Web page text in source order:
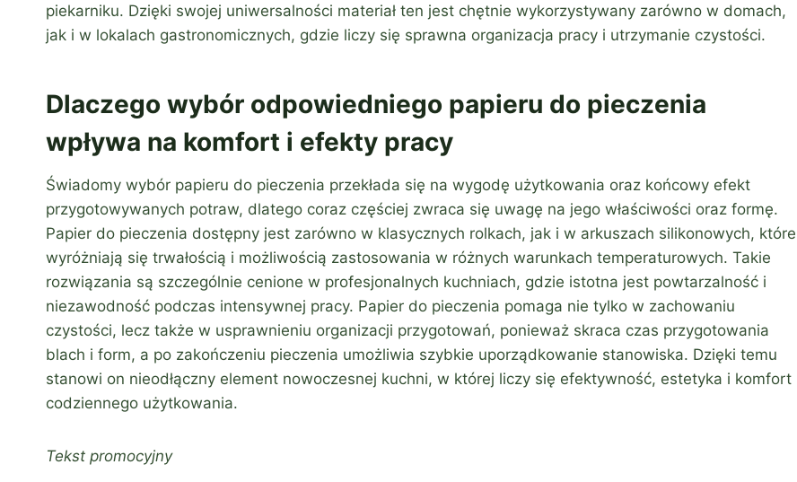
piekarniku. Dzięki swojej uniwersalności materiał ten jest chętnie wykorzystywany zarówno w domach,
jak i w lokalach gastronomicznych, gdzie liczy się sprawna organizacja pracy i utrzymanie czystości.
Dlaczego wybór odpowiedniego papieru do pieczenia
wpływa na komfort i efekty pracy
Świadomy wybór papieru do pieczenia przekłada się na wygodę użytkowania oraz końcowy efekt
przygotowywanych potraw, dlatego coraz częściej zwraca się uwagę na jego właściwości oraz formę.
Papier do pieczenia dostępny jest zarówno w klasycznych rolkach, jak i w arkuszach silikonowych, które
wyróżniają się trwałością i możliwością zastosowania w różnych warunkach temperaturowych. Takie
rozwiązania są szczególnie cenione w profesjonalnych kuchniach, gdzie istotna jest powtarzalność i
niezawodność podczas intensywnej pracy. Papier do pieczenia pomaga nie tylko w zachowaniu
czystości, lecz także w usprawnieniu organizacji przygotowań, ponieważ skraca czas przygotowania
blach i form, a po zakończeniu pieczenia umożliwia szybkie uporządkowanie stanowiska. Dzięki temu
stanowi on nieodłączny element nowoczesnej kuchni, w której liczy się efektywność, estetyka i komfort
codziennego użytkowania.
Tekst promocyjny